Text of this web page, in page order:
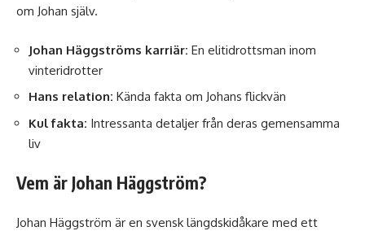
om Johan själv.
Johan Häggströms karriär: En elitidrottsman inom
vinteridrotter
Hans relation: Kända fakta om Johans flickvän
Kul fakta: Intressanta detaljer från deras gemensamma
liv
Vem är Johan Häggström?
Johan Häggström är en svensk längdskidåkare med ett